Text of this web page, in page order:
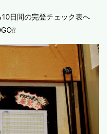
日間の完登チェック表へ